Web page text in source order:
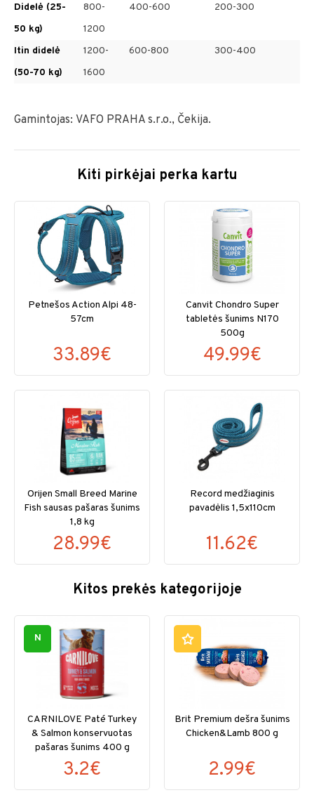
Didelė (25-
50 kg)
800-
1200
400-600 200-300
Itin didelė
(50-70 kg)
1200-
1600
600-800 300-400
Gamintojas: VAFO PRAHA s.r.o., Čekija.
Kiti pirkėjai perka kartu
Petnešos Action Alpi 48-
57cm
33.89€
Canvit Chondro Super
tabletės šunims N170
500g
49.99€
Orijen Small Breed Marine
Fish sausas pašaras šunims
1,8 kg
28.99€
Record medžiaginis
pavadėlis 1,5x110cm
11.62€
Kitos prekės kategorijoje
N
CARNILOVE Paté Turkey
& Salmon konservuotas
pašaras šunims 400 g
3.2€
Brit Premium dešra šunims
Chicken&Lamb 800 g
2.99€